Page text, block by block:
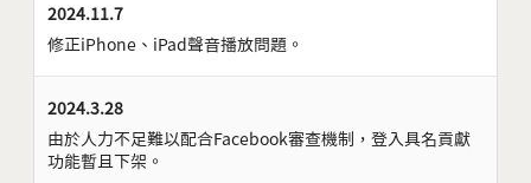
2024.11.7
修正iPhone、iPad聲音播放問題。
2024.3.28
由於人力不足難以配合Facebook審查機制，登入具名貢獻
功能暫且下架。